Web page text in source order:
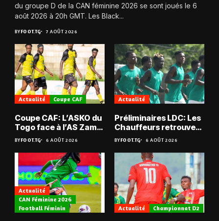
du groupe D de la CAN féminine 2026 se sont joués le 6
août 2026 à 20h GMT. Les Black...
BYFOOT.TG 7 AOÛT 2026
Actualité Coupe CAF
Coupe CAF: L’ASKO du
Togo face à l’AS Zam
du Niger
BYFOOT.TG 6 AOÛT 2026
Actualité
Préliminaires LDC: Les
Chauffeurs retrouvent
les Mimos
BYFOOT.TG 6 AOÛT 2026
Actualité
CAN Féminine 2026
Football Féminin
Actualité Championnat D2